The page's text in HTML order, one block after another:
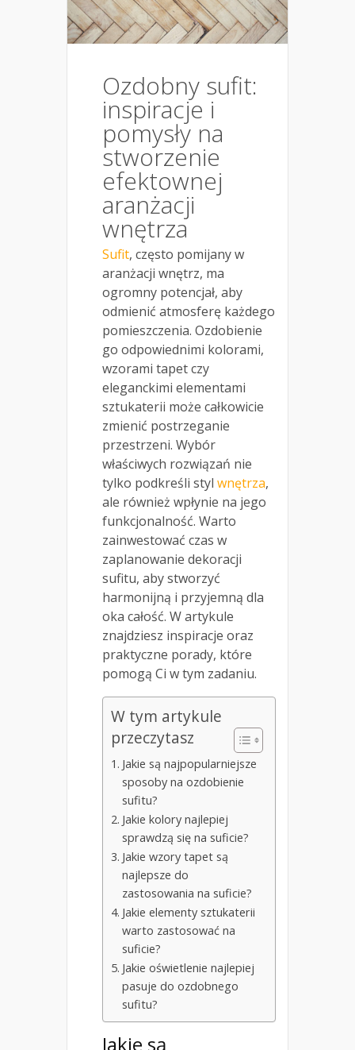
Ozdobny sufit:
inspiracje i
pomysły na
stworzenie
efektownej
aranżacji
wnętrza
Sufit, często pomijany w
aranżacji wnętrz, ma
ogromny potencjał, aby
odmienić atmosferę każdego
pomieszczenia. Ozdobienie
go odpowiednimi kolorami,
wzorami tapet czy
eleganckimi elementami
sztukaterii może całkowicie
zmienić postrzeganie
przestrzeni. Wybór
właściwych rozwiązań nie
tylko podkreśli styl wnętrza,
ale również wpłynie na jego
funkcjonalność. Warto
zainwestować czas w
zaplanowanie dekoracji
sufitu, aby stworzyć
harmonijną i przyjemną dla
oka całość. W artykule
znajdziesz inspiracje oraz
praktyczne porady, które
pomogą Ci w tym zadaniu.
W tym artykule
przeczytasz
Jakie są najpopularniejsze
sposoby na ozdobienie
sufitu?
Jakie kolory najlepiej
sprawdzą się na suficie?
Jakie wzory tapet są
najlepsze do
zastosowania na suficie?
Jakie elementy sztukaterii
warto zastosować na
suficie?
Jakie oświetlenie najlepiej
pasuje do ozdobnego
sufitu?
Jakie są